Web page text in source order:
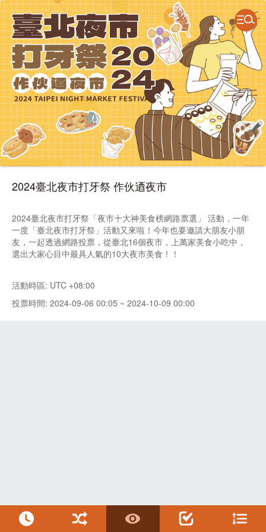
2024臺北夜市打牙祭 作伙迺夜市
2024臺北夜市打牙祭「夜市十大神美食榜網路票選」 活動，一年
一度「臺北夜市打牙祭」活動又來啦！今年也要邀請大朋友小朋
友，一起透過網路投票，從臺北16個夜市，上萬家美食小吃中，
選出大家心目中最具人氣的10大夜市美食！！
活動時區: UTC +08:00
投票時間: 2024-09-06 00:05 ~ 2024-10-09 00:00